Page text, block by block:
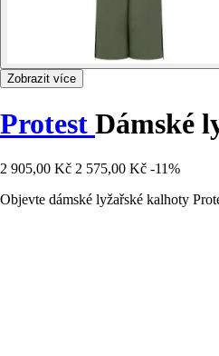
Zobrazit více
Protest Dámské
2 905,00 Kč 2 575,00 Kč -11%
Objevte dámské lyžařské kalhoty